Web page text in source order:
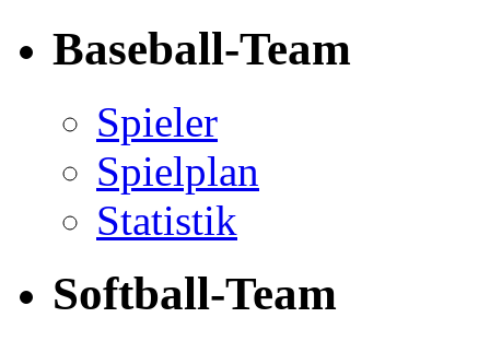
Baseball-Team
Spieler
Spielplan
Statistik
Softball-Team